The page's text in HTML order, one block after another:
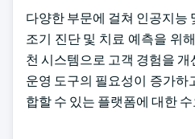
다양한 부문에 걸쳐 인공지능
조기 진단 및 치료 예측을 위
천 시스템으로 고객 경험을
운영 도구의 필요성이 증가하
합할 수 있는 플랫폼에 대한